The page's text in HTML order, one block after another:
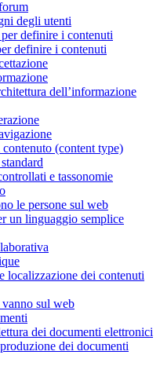
degli utenti
definire i contenuti
definire i contenuti
dell’informazione
(content type)
e tassonomie
le persone sul web
un linguaggio semplice
localizzazione dei contenuti
sul web
dei documenti elettronici
dei documenti